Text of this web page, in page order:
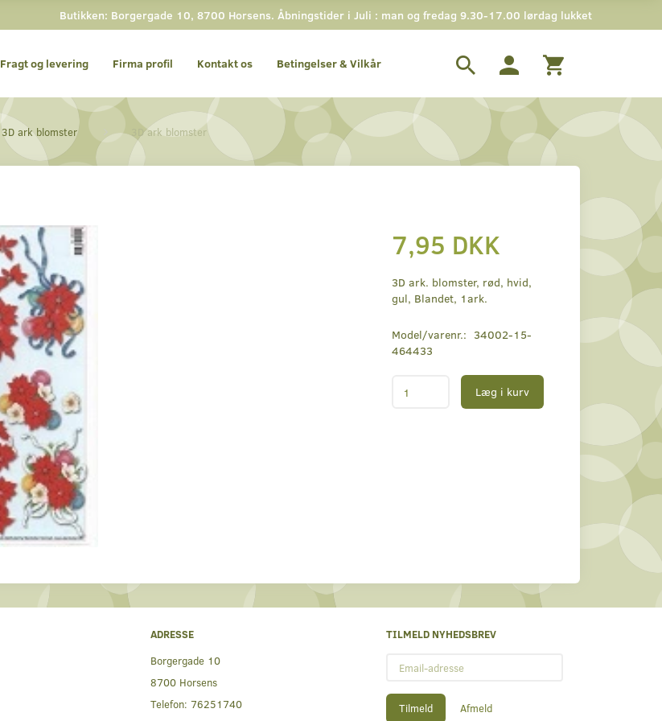
Butikken: Borgergade 10, 8700 Horsens. Åbningstider i Juli : man og fredag 9.30-17.00 lørdag lukket
Fragt og levering Firma profil Kontakt os Betingelser & Vilkår
3D ark blomster 3D ark blomster
7,95 DKK
3D ark. blomster, rød, hvid,
gul, Blandet, 1ark.
Model/varenr.: 34002-15-
464433
Læg i kurv
ADRESSE
Borgergade 10
8700 Horsens
Telefon: 76251740
TILMELD NYHEDSBREV
adresse
Tilmeld Afmeld